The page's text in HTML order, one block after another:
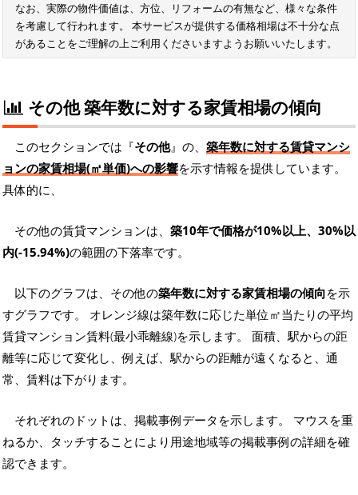
なお、実際の物件価値は、方位、リフォームの有無など、様々な条件
を考慮して行われます。 本サービスが提供する価格相場は不十分な点
があることをご理解の上ご利用くださいますようお願いいたします。
その他 築年数に対する家賃相場の傾向
このセクションでは『その他』の、 築年数に対する賃貸マンシ
ョンの家賃相場(㎡単価)への影響を示す情報を提供しています。
具体的に、
その他の賃貸マンションは、 築10年で価格が10%以上、30%以
内(-15.94%)の範囲の下落率です。
以下のグラフは、その他の築年数に対する家賃相場の傾向を示
すグラフです。 オレンジ線は築年数に応じた単位㎡当たりの平均
賃貸マンション賃料(最小乖離線)を示します。 面積、駅からの距
離等に応じて変化し、例えば、駅からの距離が遠くなると、通
常、賃料は下がります。
それぞれのドットは、掲載事例データを示します。 マウスを重
ねるか、タッチすることにより用途地域等の掲載事例の詳細を確
認できます。